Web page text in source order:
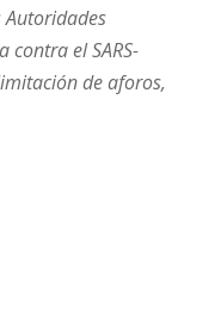
contra el SARS-
de aforos,